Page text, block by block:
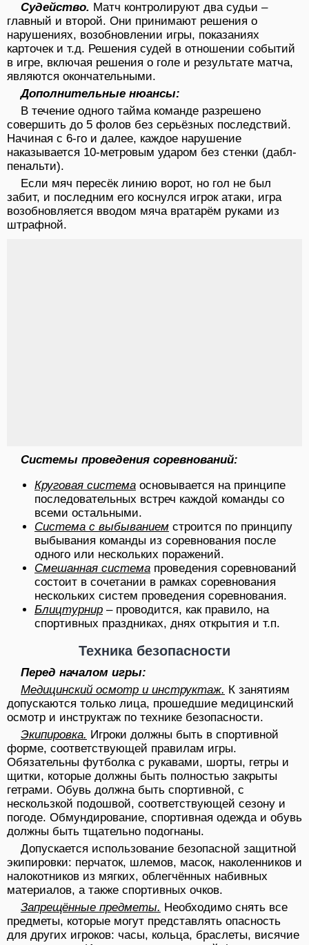
Судейство. Матч контролируют два судьи –
главный и второй. Они принимают решения о
нарушениях, возобновлении игры, показаниях
карточек и т.д. Решения судей в отношении событий
в игре, включая решения о голе и результате матча,
являются окончательными.
Дополнительные нюансы:
В течение одного тайма команде разрешено
совершить до 5 фолов без серьёзных последствий.
Начиная с 6-го и далее, каждое нарушение
наказывается 10-метровым ударом без стенки (дабл-
пенальти).
Если мяч пересёк линию ворот, но гол не был
забит, и последним его коснулся игрок атаки, игра
возобновляется вводом мяча вратарём руками из
штрафной.
Системы проведения соревнований:
Круговая система основывается на принципе
последовательных встреч каждой команды со
всеми остальными.
Система с выбыванием строится по принципу
выбывания команды из соревнования после
одного или нескольких поражений.
Смешанная система проведения соревнований
состоит в сочетании в рамках соревнования
нескольких систем проведения соревнования.
Блицтурнир – проводится, как правило, на
спортивных праздниках, днях открытия и т.п.
Техника безопасности
Перед началом игры:
Медицинский осмотр и инструктаж. К занятиям
допускаются только лица, прошедшие медицинский
осмотр и инструктаж по технике безопасности.
Экипировка. Игроки должны быть в спортивной
форме, соответствующей правилам игры.
Обязательны футболка с рукавами, шорты, гетры и
щитки, которые должны быть полностью закрыты
гетрами. Обувь должна быть спортивной, с
нескользкой подошвой, соответствующей сезону и
погоде. Обмундирование, спортивная одежда и обувь
должны быть тщательно подогнаны.
Допускается использование безопасной защитной
экипировки: перчаток, шлемов, масок, наколенников и
налокотников из мягких, облегчённых набивных
материалов, а также спортивных очков.
Запрещённые предметы. Необходимо снять все
предметы, которые могут представлять опасность
для других игроков: часы, кольца, браслеты, висячие